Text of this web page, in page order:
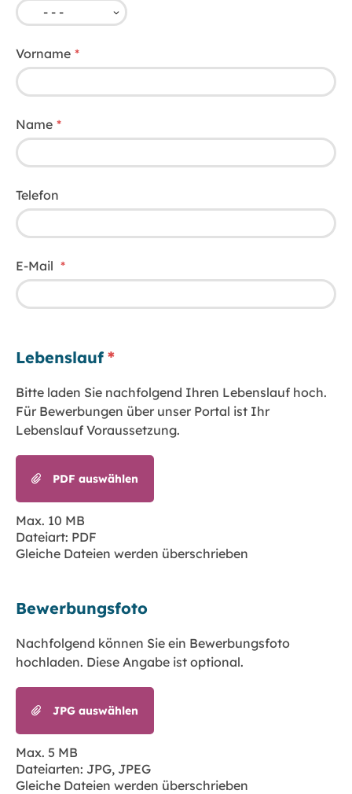
Vorname
Name
Telefon
E-Mail
Lebenslauf
Bitte laden Sie nachfolgend Ihren Lebenslauf hoch.
Für Bewerbungen über unser Portal ist Ihr
Lebenslauf Voraussetzung.
PDF auswählen
Max. 10 MB
Dateiart: PDF
Gleiche Dateien werden überschrieben
Bewerbungsfoto
Nachfolgend können Sie ein Bewerbungsfoto
hochladen. Diese Angabe ist optional.
JPG auswählen
Max. 5 MB
Dateiarten: JPG, JPEG
Gleiche Dateien werden überschrieben